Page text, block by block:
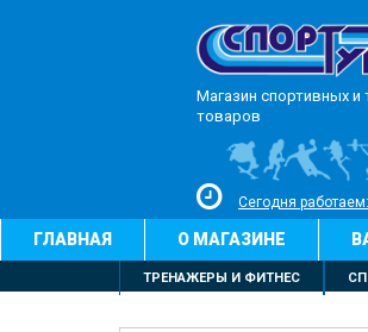
Магазин спортивных и
товаров
Сегодня
ГЛАВНАЯ О МАГАЗИНЕ
ТРЕНАЖЕРЫ И ФИТНЕС